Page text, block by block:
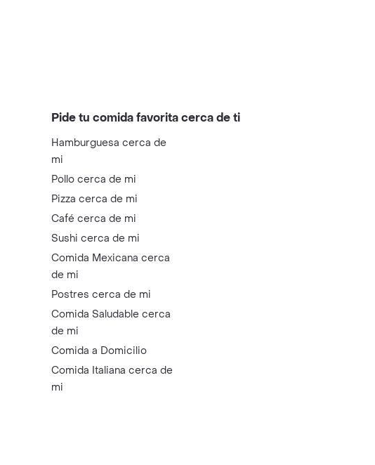
Pide tu comida favorita cerca de ti
Hamburguesa cerca de
mi
Pollo cerca de mi
Pizza cerca de mi
Café cerca de mi
Sushi cerca de mi
Comida Mexicana cerca
de mi
Postres cerca de mi
Comida Saludable cerca
de mi
Comida a Domicilio
Comida Italiana cerca de
mi